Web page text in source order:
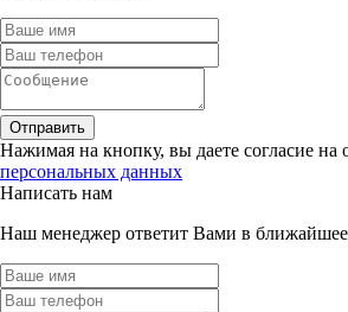
Отправить
Нажимая на кнопку, вы даете согласие на
персональных данных
Написать нам
Наш менеджер ответит Вами в